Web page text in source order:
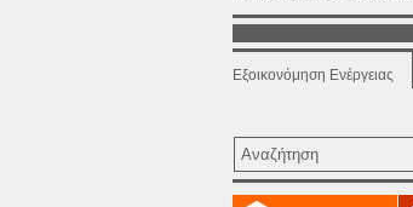
Εξοικονόμηση Ενέργειας